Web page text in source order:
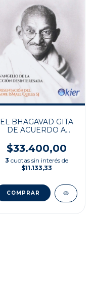
EL BHAGAVAD GITA
DE ACUERDO A
$33.400,00
3 cuotas sin interés de
$11.133,33